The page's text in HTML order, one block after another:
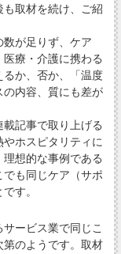
取材を続け、ご紹
が足りず、ケア
医療・介護に携わる
るか、否か、「温度
内容、質にも差が
記事で取り上げる
ホスピタリティに
想的な事例である
も同じケア（サポ
す。
ービス業で同じこ
第のようです。取材